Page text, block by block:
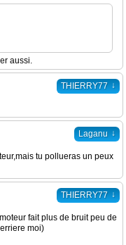
aussi.
THIERRY77 ↓
Laganu ↓
tu pollueras un peux
THIERRY77 ↓
fait plus de bruit peu de
moi)